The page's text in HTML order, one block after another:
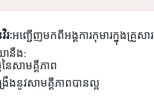
ៈអញ្ជើញមកពីអង្គការកុមារក្នុងគ្រួសារ
ានឹង:
ៃសាមគ្គីភាព
រឹងនូវសាមគ្គីភាពបានល្អ